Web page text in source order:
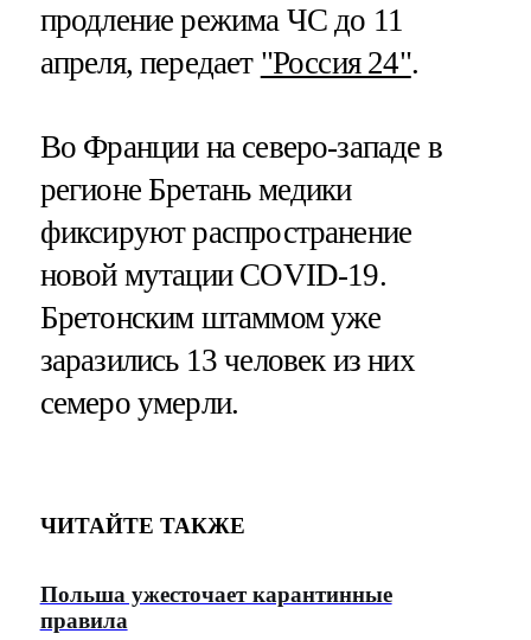
продление режима ЧС до 11
апреля, передает "Россия 24".
Во Франции на северо-западе в
регионе Бретань медики
фиксируют распространение
новой мутации COVID-19.
Бретонским штаммом уже
заразились 13 человек из них
семеро умерли.
ЧИТАЙТЕ ТАКЖЕ
Польша ужесточает карантинные
правила